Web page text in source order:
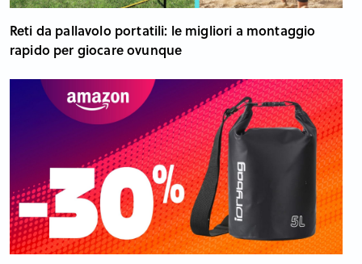
Reti da pallavolo portatili: le migliori a montaggio
rapido per giocare ovunque